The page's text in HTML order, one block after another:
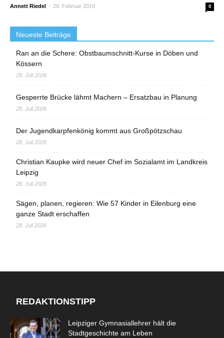
Annett Riedel - 20. Februar 2019 0
Neueste Beiträge
Ran an die Schere: Obstbaumschnitt-Kurse in Döben und
Kössern
28. Juli 2026
Gesperrte Brücke lähmt Machern – Ersatzbau in Planung
28. Juli 2026
Der Jugendkarpfenkönig kommt aus Großpötzschau
28. Juli 2026
Christian Kaupke wird neuer Chef im Sozialamt im Landkreis
Leipzig
28. Juli 2026
Sägen, planen, regieren: Wie 57 Kinder in Eilenburg eine
ganze Stadt erschaffen
28. Juli 2026
REDAKTIONSTIPP
Leipziger Gymnasiallehrer hält die
Stadtgeschichte am Leben